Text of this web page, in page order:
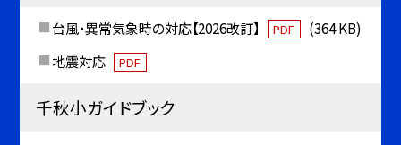
台風・異常気象時の対応【2026改訂】 PDF
(364 KB)
地震対応
PDF
千秋小ガイドブック